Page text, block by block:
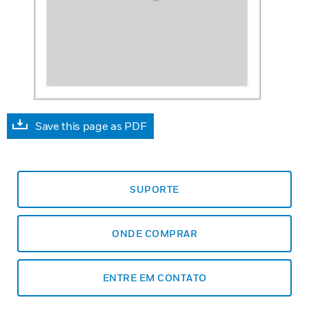
Save this page as PDF
SUPORTE
ONDE COMPRAR
ENTRE EM CONTATO